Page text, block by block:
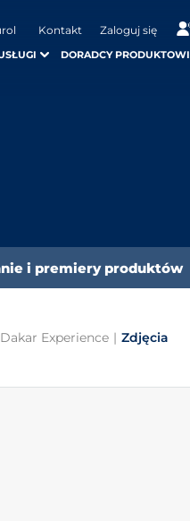
Kontakt Zaloguj się
DORADCY PRODUKTOWI
i premiery produktów
Dakar Experience | Zdjęcia